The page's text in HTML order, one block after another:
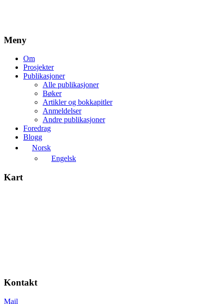
Meny
Om
Prosjekter
Publikasjoner
Alle publikasjoner
Bøker
Artikler og bokkapitler
Anmeldelser
Andre publikasjoner
Foredrag
Blogg
Norsk
Engelsk
Kart
Kontakt
Mail